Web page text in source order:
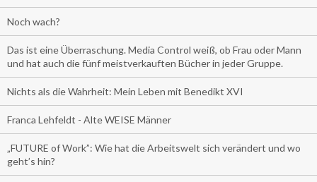
Noch wach?
Das ist eine Überraschung. Media Control weiß, ob Frau oder Mann
und hat auch die fünf meistverkauften Bücher in jeder Gruppe.
Nichts als die Wahrheit: Mein Leben mit Benedikt XVI
Franca Lehfeldt - Alte WEISE Männer
„FUTURE of Work”: Wie hat die Arbeitswelt sich verändert und wo
geht’s hin?